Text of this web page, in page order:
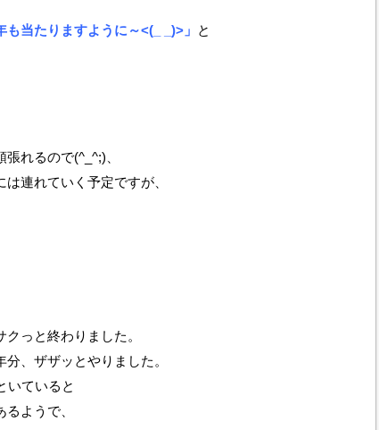
当たりますように～<(_ _)>」 と
れるので(^_^;)、
連れていく予定ですが、
っと終わりました。
、ザザッとやりました。
いていると
ようで、